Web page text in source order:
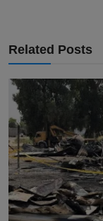
Related Posts